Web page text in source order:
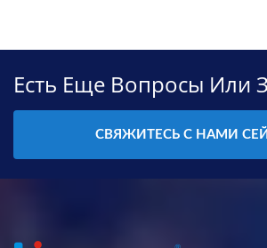
Есть Еще Вопросы Или
СВЯЖИТЕСЬ С НАМИ